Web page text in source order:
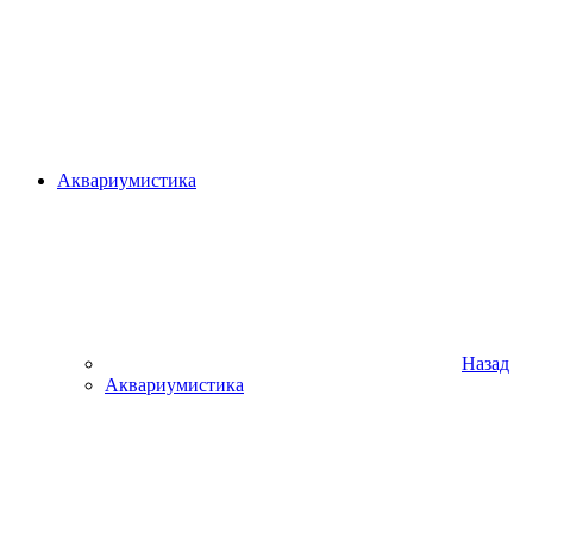
Аквариумистика
Назад
Аквариумистика